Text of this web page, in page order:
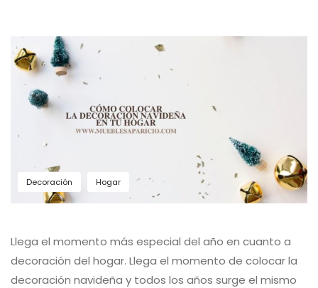
Decoración Hogar
Llega el momento más especial del año en cuanto a
decoración del hogar. Llega el momento de colocar la
decoración navideña y todos los años surge el mismo